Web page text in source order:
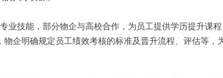
业技能，部分物企与高校合作，为员工提供学历提升课
企明确规定员工绩效考核的标准及晋升流程、评估等，